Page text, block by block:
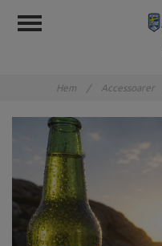
Hem / Accessoarer